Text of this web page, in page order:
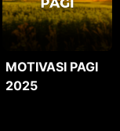
MOTIVASI PAGI
2025